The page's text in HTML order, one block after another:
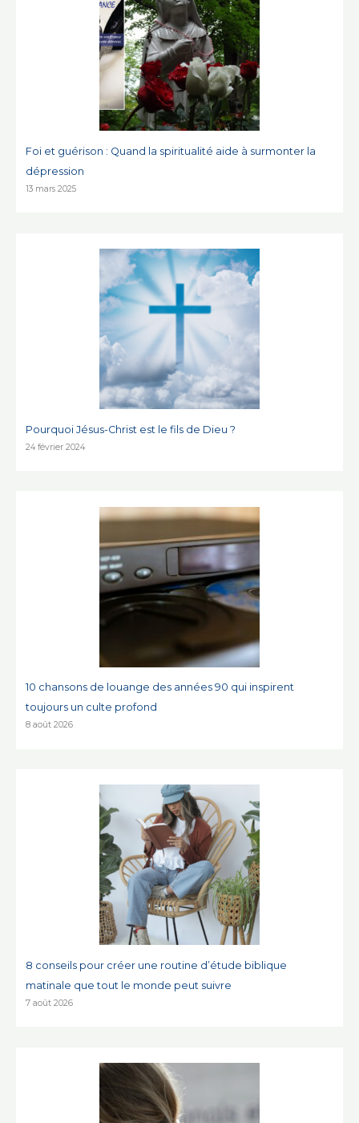
Foi et guérison : Quand la spiritualité aide à surmonter la
dépression
13 mars 2025
Pourquoi Jésus-Christ est le fils de Dieu ?
24 février 2024
10 chansons de louange des années 90 qui inspirent
toujours un culte profond
8 août 2026
8 conseils pour créer une routine d’étude biblique
matinale que tout le monde peut suivre
7 août 2026